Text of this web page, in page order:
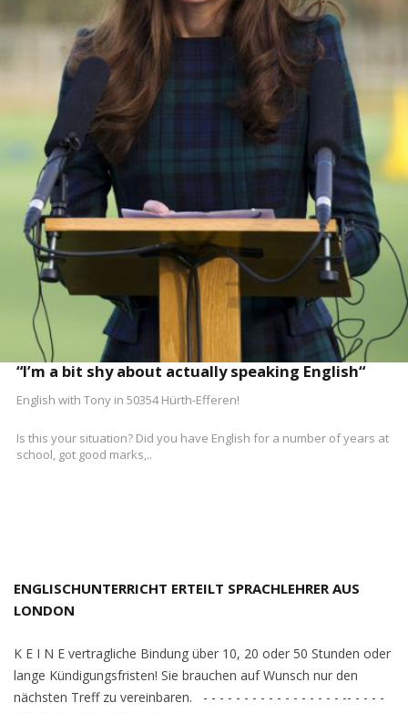
MEHR LESEN
“I’m a bit shy about actually speaking English“
English with Tony in 50354 Hürth-Efferen!
Is this your situation? Did you have English for a number of years at
school, got good marks,..
ENGLISCHUNTERRICHT ERTEILT SPRACHLEHRER AUS
LONDON
K E I N E vertragliche Bindung über 10, 20 oder 50 Stunden oder
lange Kündigungsfristen! Sie brauchen auf Wunsch nur den
nächsten Treff zu vereinbaren. - - - - - - - - - - - - - - - - - -- - - - -